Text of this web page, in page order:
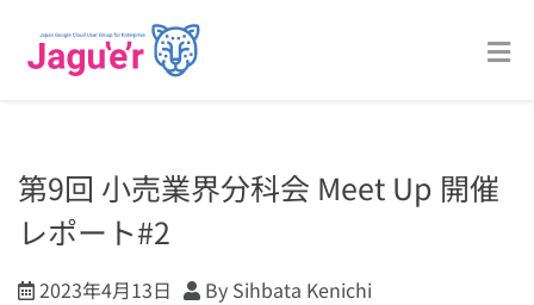
第9回 小売業界分科会 Meet Up 開催
レポート#2
2023年4月13日
By Sihbata Kenichi